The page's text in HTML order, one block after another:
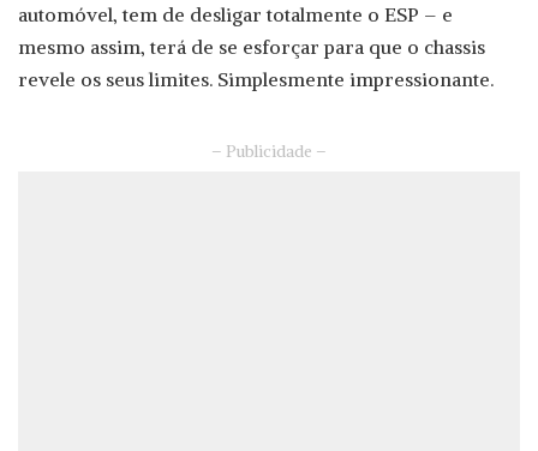
automóvel, tem de desligar totalmente o ESP – e
mesmo assim, terá de se esforçar para que o chassis
revele os seus limites. Simplesmente impressionante.
– Publicidade –